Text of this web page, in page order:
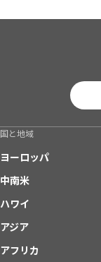
国と地域
ヨーロッパ
中南米
ハワイ
アジア
アフリカ